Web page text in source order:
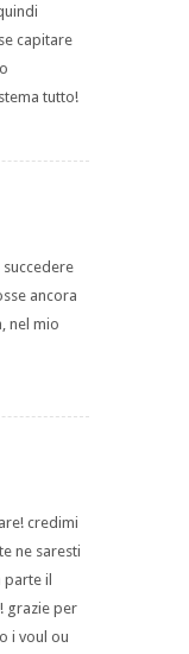
capitare
tutto!
ancora
nel mio
credimi
ne saresti
il
grazie per
i voul ou